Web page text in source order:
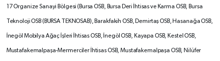
17 Organize Sanayi Bölgesi (Bursa OSB, Bursa Deri İhtisas ve Karma OSB, Bursa
Teknoloji OSB (BURSA TEKNOSAB), Barakfakih OSB, Demirtaş OSB, Hasanağa OSB,
İnegöl Mobilya Ağaç İşleri İhtisas OSB, İnegöl OSB, Kayapa OSB, Kestel OSB,
Mustafakemalpaşa-Mermerciler İhtisas OSB, Mustafakemalpaşa OSB, Nilüfer